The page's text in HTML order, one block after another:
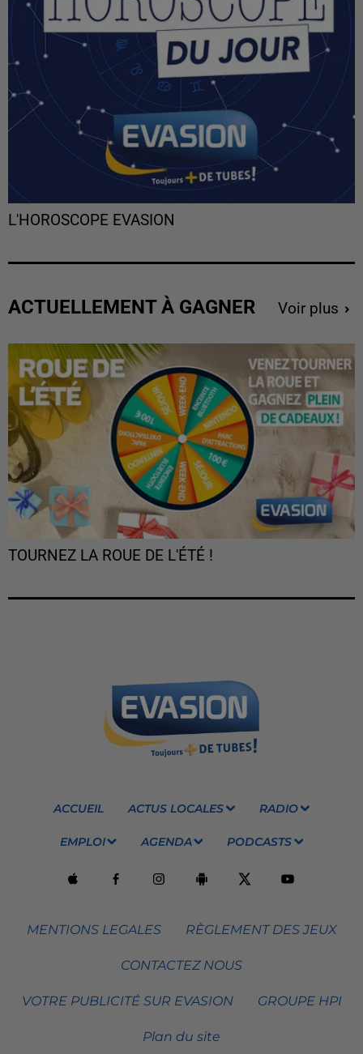
L'HOROSCOPE EVASION
ACTUELLEMENT À GAGNER Voir plus
TOURNEZ LA ROUE DE L'ÉTÉ !
ACCUEIL ACTUS LOCALES RADIO
EMPLOI AGENDA PODCASTS
MENTIONS LEGALES RÈGLEMENT DES JEUX
CONTACTEZ NOUS
VOTRE PUBLICITÉ SUR EVASION GROUPE HPI
Plan du site